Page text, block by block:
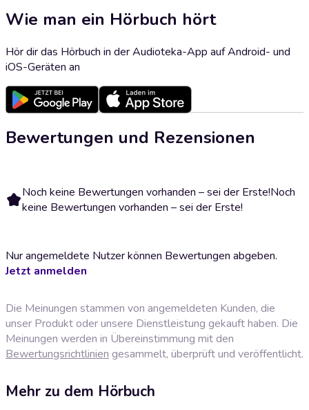
Wie man ein Hörbuch hört
Hör dir das Hörbuch in der Audioteka-App auf Android- und
iOS-Geräten an
Bewertungen und Rezensionen
Noch keine Bewertungen vorhanden – sei der Erste!Noch
keine Bewertungen vorhanden – sei der Erste!
Nur angemeldete Nutzer können Bewertungen abgeben.
Jetzt anmelden
Die Meinungen stammen von angemeldeten Kunden, die
unser Produkt oder unsere Dienstleistung gekauft haben. Die
Meinungen werden in Übereinstimmung mit den
Bewertungsrichtlinien gesammelt, überprüft und veröffentlicht.
Mehr zu dem Hörbuch